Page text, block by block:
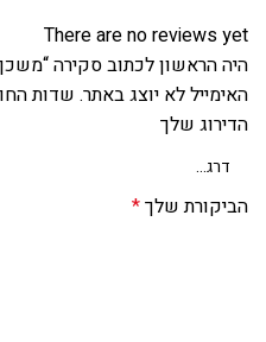
There are no reviews yet
היה הראשון לכתוב סקירה “משכך
האימייל לא יוצג באתר. שדות
הדירוג שלך
הביקורת שלך*